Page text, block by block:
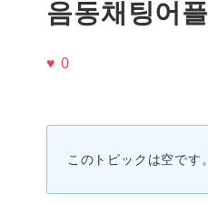
음동채팅어플
♥ 0
このトピックは空です。